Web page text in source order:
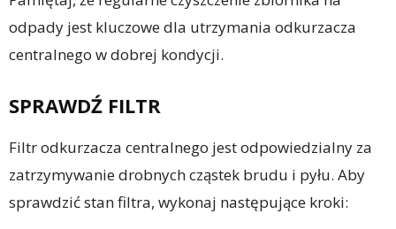
odpady jest kluczowe dla utrzymania odkurzacza
centralnego w dobrej kondycji.
SPRAWDŹ FILTR
Filtr odkurzacza centralnego jest odpowiedzialny za
zatrzymywanie drobnych cząstek brudu i pyłu. Aby
sprawdzić stan filtra, wykonaj następujące kroki: